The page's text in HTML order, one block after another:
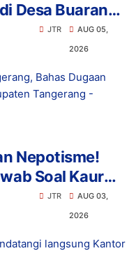
Desa Buaran
JTR
AUG 05,
2026
Bahas Dugaan
Tangerang -
Nepotisme!
Soal Kaur
Ada Apa?
JTR
AUG 03,
2026
langsung Kantor